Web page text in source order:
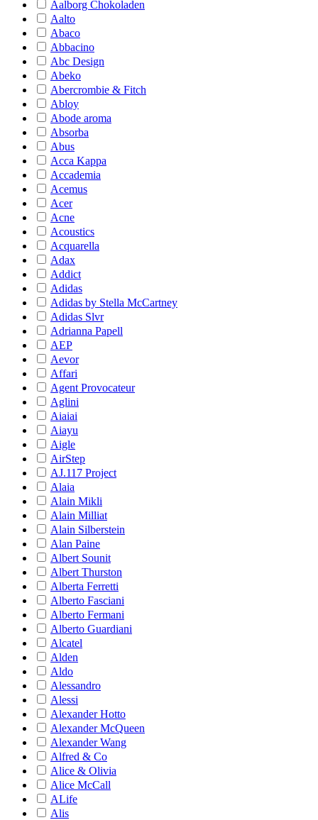
Aalborg Chokoladen
Aalto
Abaco
Abbacino
Abc Design
Abeko
Abercrombie & Fitch
Abloy
Abode aroma
Absorba
Abus
Acca Kappa
Accademia
Acemus
Acer
Acne
Acoustics
Acquarella
Adax
Addict
Adidas
Adidas by Stella McCartney
Adidas Slvr
Adrianna Papell
AEP
Aevor
Affari
Agent Provocateur
Aglini
Aiaiai
Aiayu
Aigle
AirStep
AJ.117 Project
Alaia
Alain Mikli
Alain Milliat
Alain Silberstein
Alan Paine
Albert Sounit
Albert Thurston
Alberta Ferretti
Alberto Fasciani
Alberto Fermani
Alberto Guardiani
Alcatel
Alden
Aldo
Alessandro
Alessi
Alexander Hotto
Alexander McQueen
Alexander Wang
Alfred & Co
Alice & Olivia
Alice McCall
ALife
Alis